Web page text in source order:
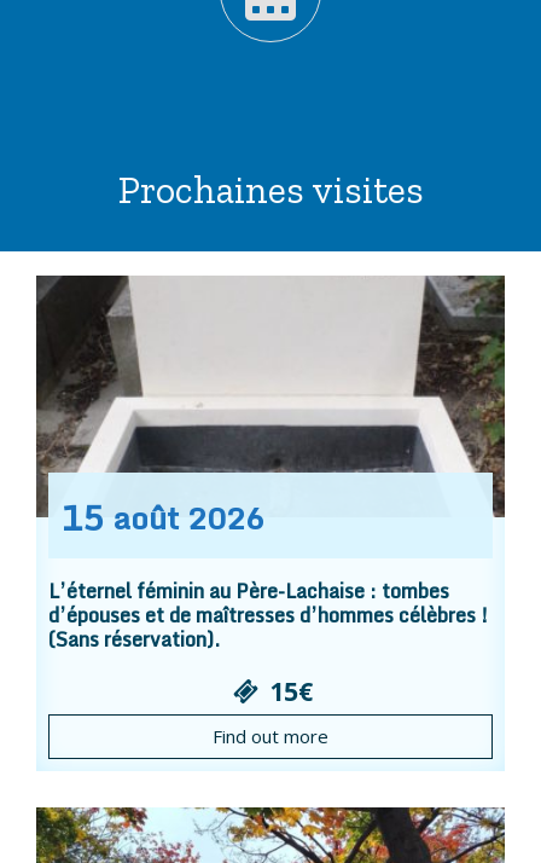
Prochaines visites
15 août 2026
L’éternel féminin au Père-Lachaise : tombes
d’épouses et de maîtresses d’hommes célèbres !
(Sans réservation).
15€
Find out more